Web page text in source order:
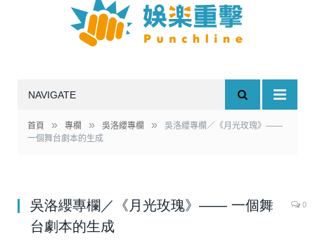
NAVIGATE
首頁 » 專欄 » 吳洛纓專欄 »
吳洛纓專欄／《月光玫瑰》——
一個舞台劇本的生成
吳洛纓專欄／《月光玫瑰》—— 一個舞
台劇本的生成
0